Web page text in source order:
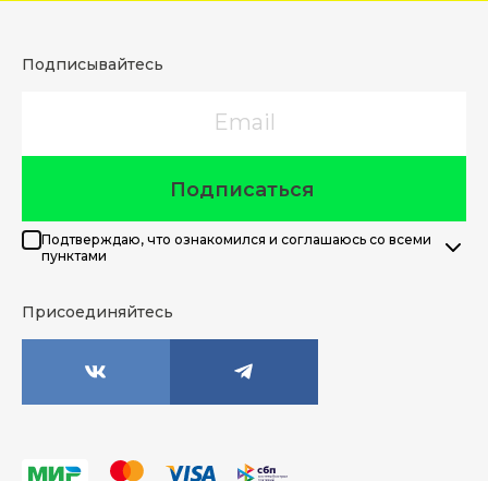
Подписывайтесь
Подписаться
Подтверждаю, что ознакомился и соглашаюсь со всеми
пунктами
Присоединяйтесь